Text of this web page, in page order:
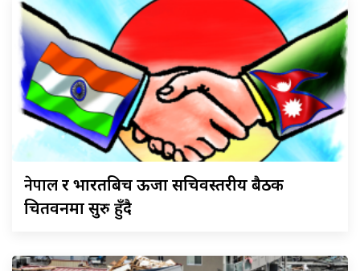
नेपालर भारतबिच ऊर्जा सचिवस्तरीय बैठक
चितवनमा सुरु हुँदै